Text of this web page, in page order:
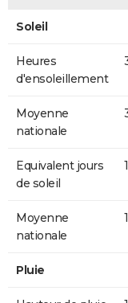
Soleil
Heures
d'ensoleillement
Moyenne
nationale
Equivalent jours
de soleil
Moyenne
nationale
Pluie